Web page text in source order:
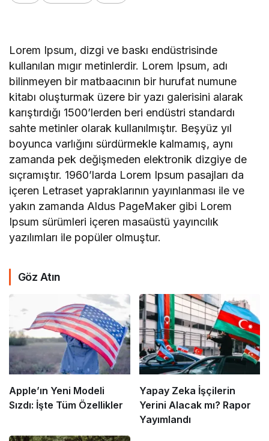
Lorem Ipsum, dizgi ve baskı endüstrisinde
kullanılan mıgır metinlerdir. Lorem Ipsum, adı
bilinmeyen bir matbaacının bir hurufat numune
kitabı oluşturmak üzere bir yazı galerisini alarak
karıştırdığı 1500’lerden beri endüstri standardı
sahte metinler olarak kullanılmıştır. Beşyüz yıl
boyunca varlığını sürdürmekle kalmamış, aynı
zamanda pek değişmeden elektronik dizgiye de
sıçramıştır. 1960’larda Lorem Ipsum pasajları da
içeren Letraset yapraklarının yayınlanması ile ve
yakın zamanda Aldus PageMaker gibi Lorem
Ipsum sürümleri içeren masaüstü yayıncılık
yazılımları ile popüler olmuştur.
Göz Atın
Apple’ın Yeni Modeli
Sızdı: İşte Tüm Özellikler
Yapay Zeka İşçilerin
Yerini Alacak mı? Rapor
Yayımlandı